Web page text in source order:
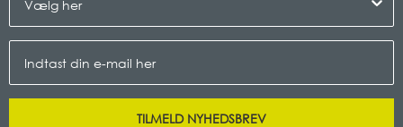
TILMELD NYHEDSBREV